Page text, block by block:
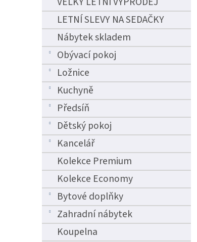
e
LETNÍ SLEVY NA SEDAČKY
Nábytek skladem
Obývací pokoj
Ložnice
Kuchyně
Předsíň
Dětský pokoj
Kancelář
Kolekce Premium
Kolekce Economy
Bytové doplňky
Zahradní nábytek
Koupelna